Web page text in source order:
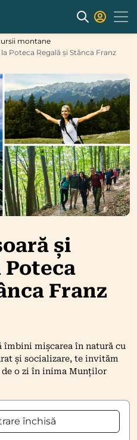
montane
Poteca Regală și Stânca Franz
și
Franz
îmbini mișcarea în natură cu
și socializare, te invităm
o zi în inima Munților
închisă